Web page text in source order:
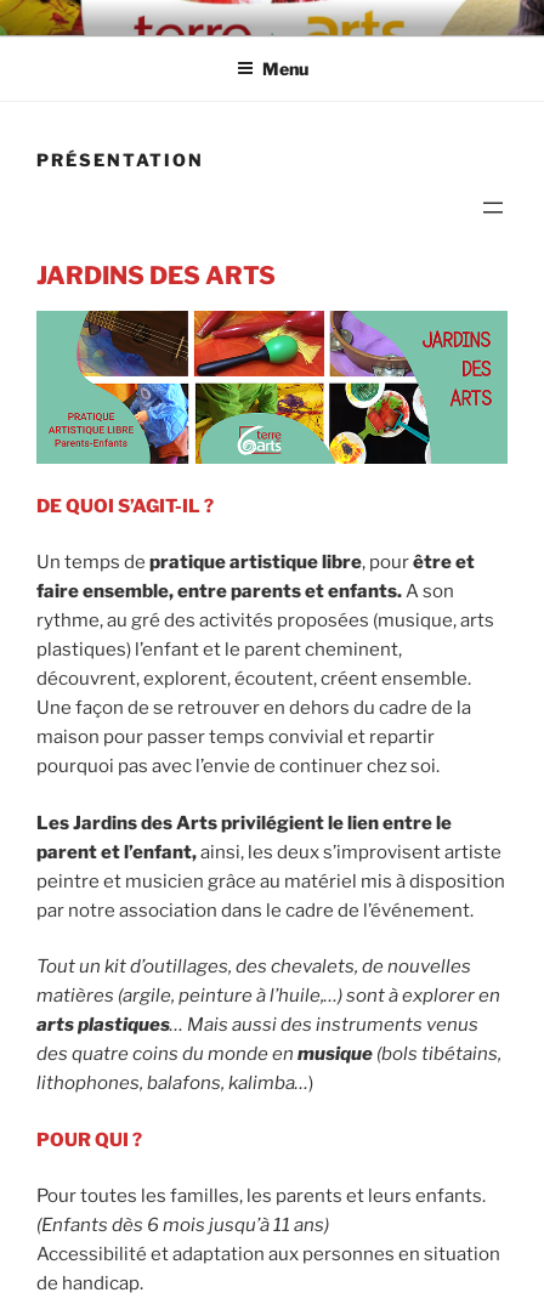
Aller
au
TERRE DES ARTS
Centre d'éveil et d'expression artistique
Menu
PRÉSENTATION
JARDINS DES ARTS
DE QUOI S’AGIT-IL ?
Un temps de pratique artistique libre, pourêtre et
faire ensemble, entre parents et enfants.A son
rythme, au gré des activités proposées (musique, arts
plastiques) l’enfant et le parent cheminent,
découvrent, explorent, écoutent, créent ensemble.
Une façon de se retrouver en dehors du cadre de la
maison pour passer temps convivial et repartir
pourquoi pas avec l’envie de continuer chez soi.
Les Jardins des Arts privilégient le lien entre le
parent et l’enfant,ainsi, les deux s’improvisent artiste
peintre et musicien grâce au matériel mis à disposition
par notre association dans le cadre de l’événement.
Tout un kit d’outillages, des chevalets, de nouvelles
matières (argile, peinture à l’huile,…) sont à explorer en
arts plastiques… Mais aussi des instruments venus
des quatre coins du monde en musique (bols tibétains,
lithophones, balafons, kalimba…)
POUR QUI ?
Pour toutes les familles, les parents et leurs enfants.
(Enfants dès 6 mois jusqu’à 11 ans)
Accessibilité et adaptation aux personnes en situation
de handicap.